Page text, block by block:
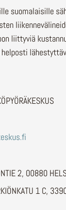
suomalaisille
liittyviä
2, 00880
1 C,